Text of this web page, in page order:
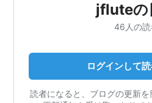
jfluteの
46人の
ログインして
読者になると、ブログの更新を